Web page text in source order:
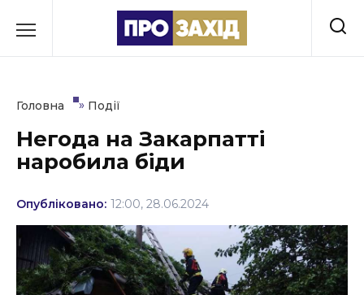
до
Культура
Освіта
Події
Політика
Головна » Події
Негода на Закарпатті
наробила біди
Опубліковано: 12:00, 28.06.2024